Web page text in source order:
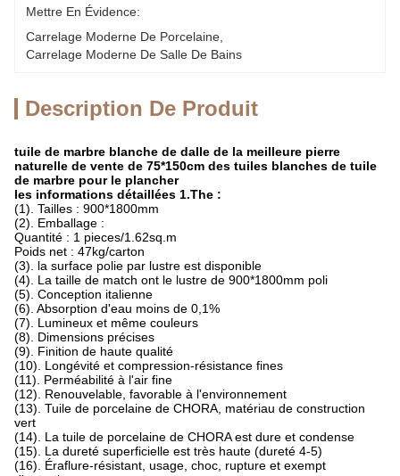
Mettre En Évidence:
Carrelage Moderne De Porcelaine
Carrelage Moderne De Salle De Bains
Description De Produit
tuile de marbre blanche de dalle de la meilleure pierre
naturelle de vente de 75*150cm des tuiles blanches de tuile
de marbre pour le plancher
les informations détaillées 1.The :
(1). Tailles : 900*1800mm
(2). Emballage :
Quantité : 1 pieces/1.62sq.m
Poids net : 47kg/carton
(3). la surface polie par lustre est disponible
(4). La taille de match ont le lustre de 900*1800mm poli
(5). Conception italienne
(6). Absorption d'eau moins de 0,1%
(7). Lumineux et même couleurs
(8). Dimensions précises
(9). Finition de haute qualité
(10). Longévité et compression-résistance fines
(11). Perméabilité à l'air fine
(12). Renouvelable, favorable à l'environnement
(13). Tuile de porcelaine de CHORA, matériau de construction
vert
(14). La tuile de porcelaine de CHORA est dure et condense
(15). La dureté superficielle est très haute (dureté 4-5)
(16). Éraflure-résistant, usage, choc, rupture et exempt